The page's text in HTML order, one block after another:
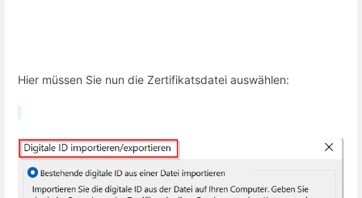
Hier müssen Sie nun die Zertifikatsdatei auswählen: